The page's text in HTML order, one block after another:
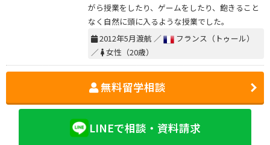
がら授業をしたり、ゲームをしたり、飽きること
なく自然に頭に入るような授業でした。
2012年5月渡航 ／
フランス（トゥール）
／ 女性（20歳）
無料留学相談
LINEで相談・資料請求